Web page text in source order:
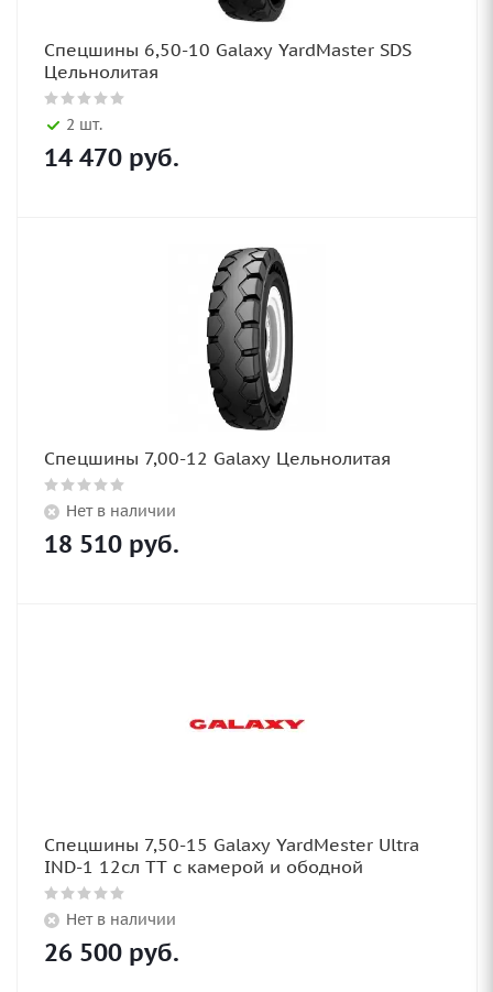
Спецшины 6,50-10 Galaxy YardMaster SDS
Цельнолитая
2 шт.
14 470 руб.
Спецшины 7,00-12 Galaxy Цельнолитая
Нет в наличии
18 510 руб.
Спецшины 7,50-15 Galaxy YardMester Ultra
IND-1 12сл TT с камерой и ободной
Нет в наличии
26 500 руб.